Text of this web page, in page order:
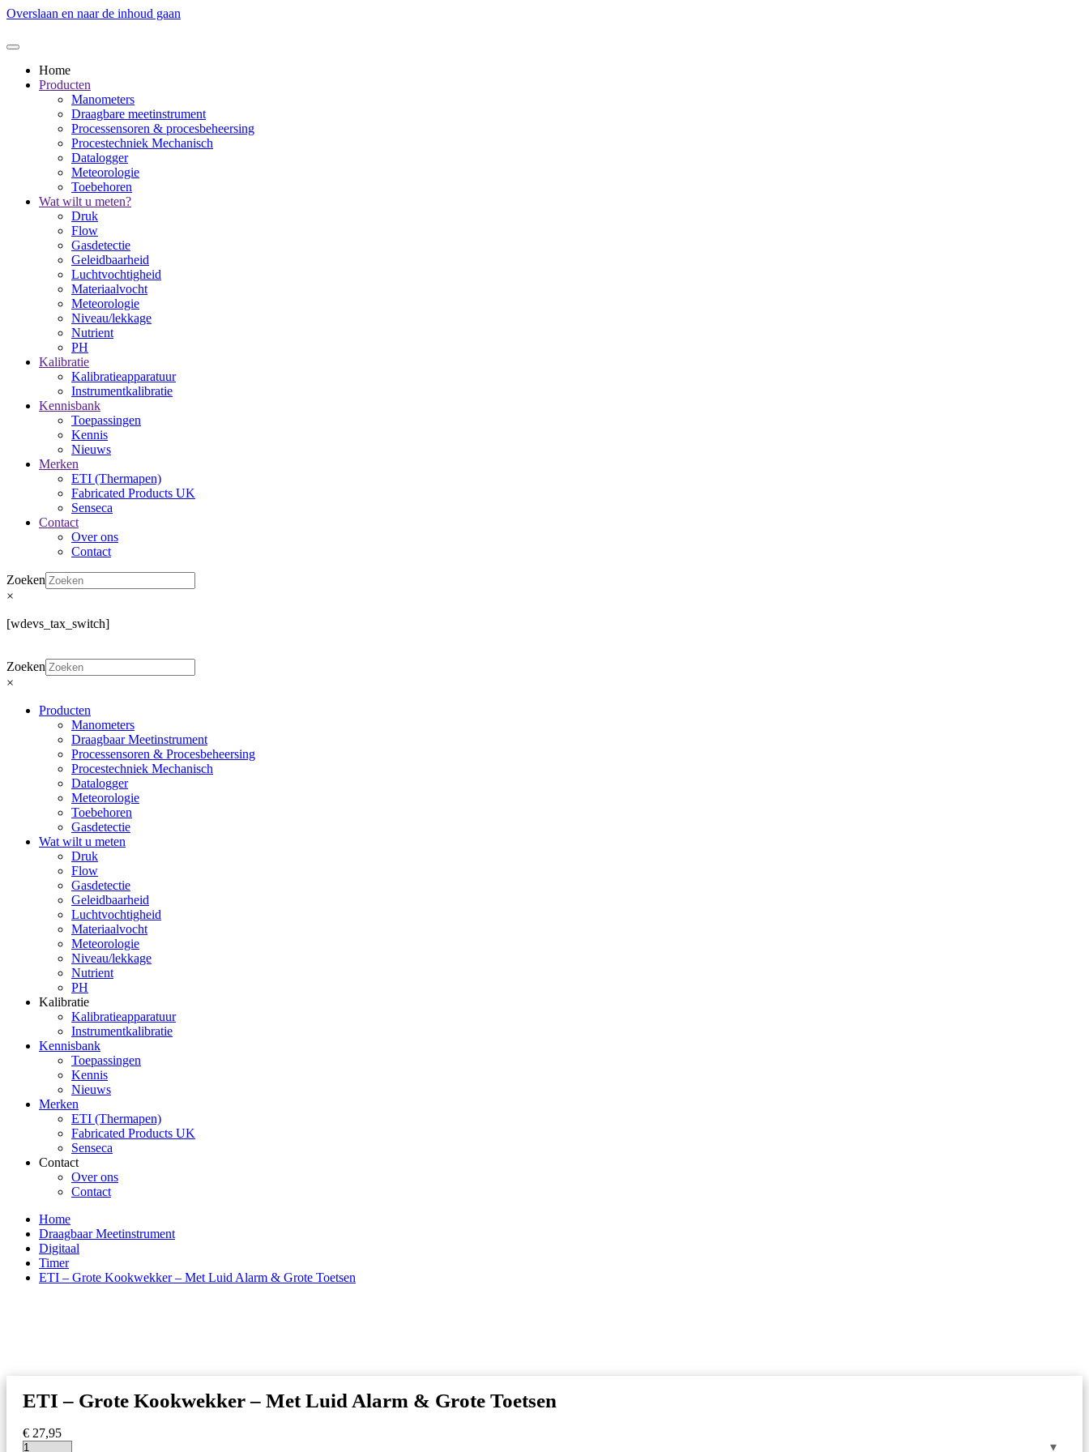
Overslaan en naar de inhoud gaan
Home
Producten
Manometers
Draagbare meetinstrument
Processensoren & procesbeheersing
Procestechniek Mechanisch
Datalogger
Meteorologie
Toebehoren
Wat wilt u meten?
Druk
Flow
Gasdetectie
Geleidbaarheid
Luchtvochtigheid
Materiaalvocht
Meteorologie
Niveau/lekkage
Nutrient
PH
Kalibratie
Kalibratieapparatuur
Instrumentkalibratie
Kennisbank
Toepassingen
Kennis
Nieuws
Merken
ETI (Thermapen)
Fabricated Products UK
Senseca
Contact
Over ons
Contact
Zoeken
×
[wdevs_tax_switch]
Zoeken
×
Producten
Manometers
Draagbaar Meetinstrument
Processensoren & Procesbeheersing
Procestechniek Mechanisch
Datalogger
Meteorologie
Toebehoren
Gasdetectie
Wat wilt u meten
Druk
Flow
Gasdetectie
Geleidbaarheid
Luchtvochtigheid
Materiaalvocht
Meteorologie
Niveau/lekkage
Nutrient
PH
Kalibratie
Kalibratieapparatuur
Instrumentkalibratie
Kennisbank
Toepassingen
Kennis
Nieuws
Merken
ETI (Thermapen)
Fabricated Products UK
Senseca
Contact
Over ons
Contact
Home
Draagbaar Meetinstrument
Digitaal
Timer
ETI – Grote Kookwekker – Met Luid Alarm & Grote Toetsen
ETI – Grote Kookwekker – Met Luid Alarm & Grote Toetsen
€ 27,95